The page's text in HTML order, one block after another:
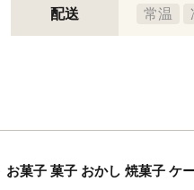
配送 常温
菓子 菓子 おかし 焼菓子 ケ